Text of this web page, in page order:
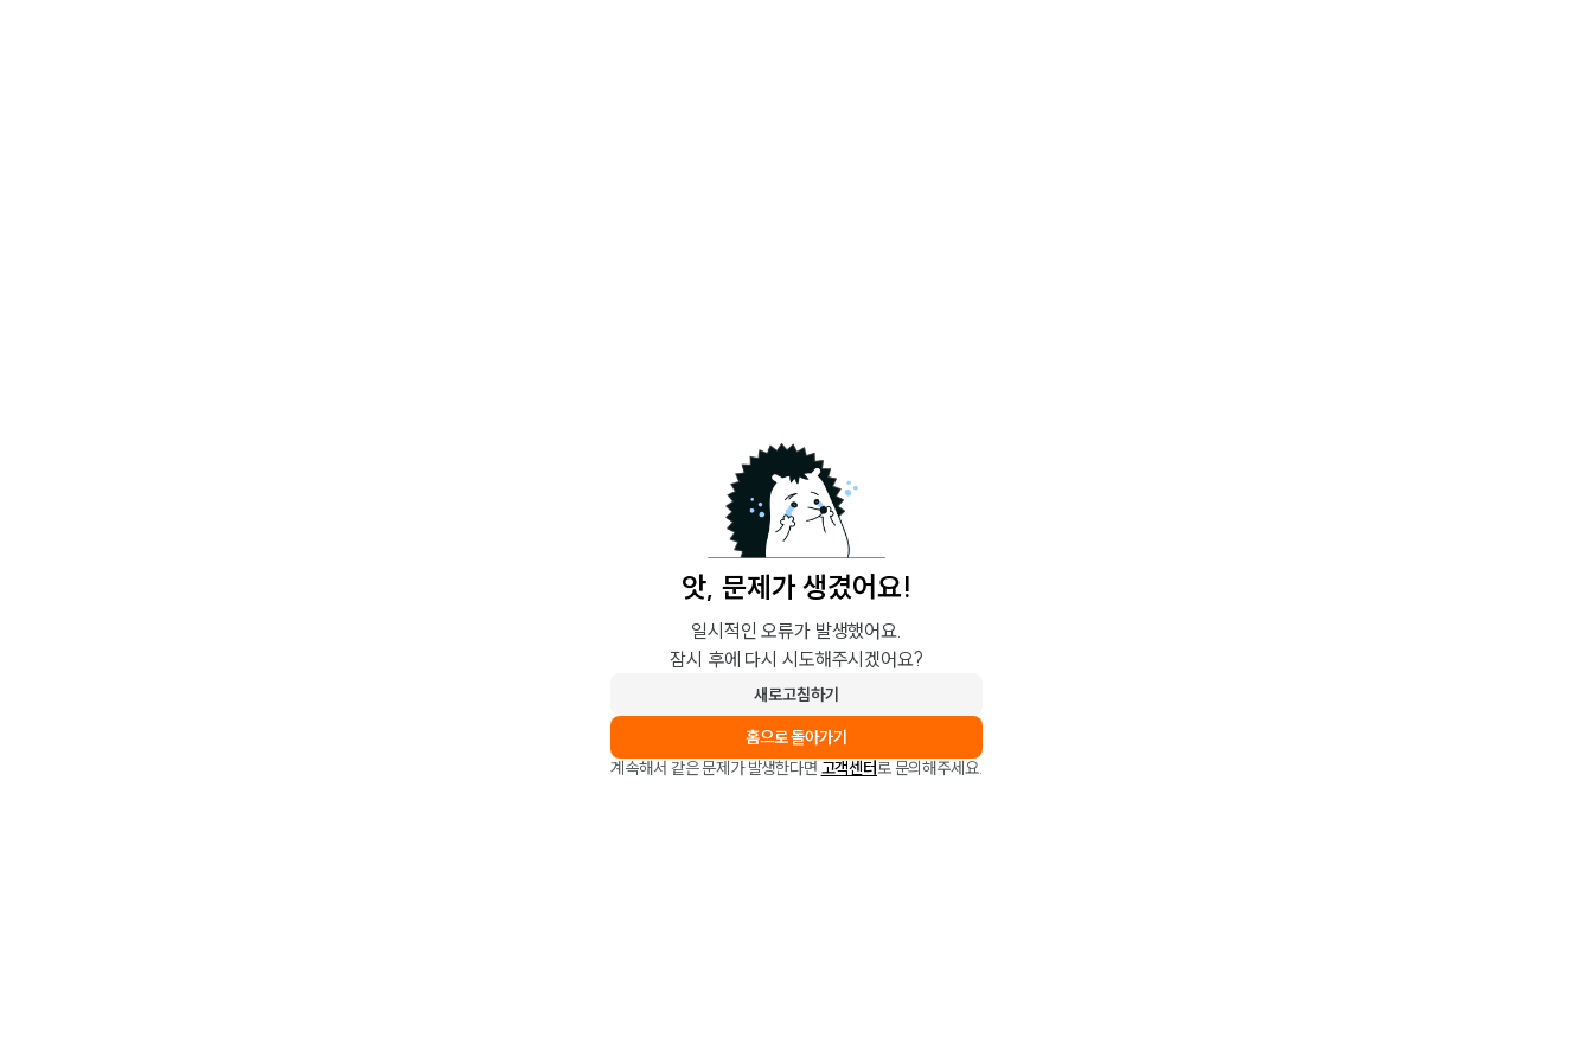
앗, 문제가 생겼어요!
일시적인 오류가 발생했어요.
잠시 후에 다시 시도해주시겠어요?
새로고침하기
홈으로 돌아가기
계속해서 같은 문제가 발생한다면 고객센터로 문의해주세요.